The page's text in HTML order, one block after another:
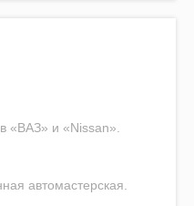
«ВАЗ» и «Nissan».
автомастерская.